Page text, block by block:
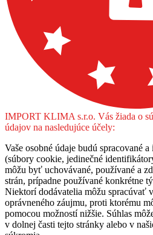
IMPORT KLIMA s.r.o. Vás žiada o
údajov na nasledujúce účely:
Vaše osobné údaje budú spracované
(súbory cookie, jedinečné
môžu byť uchovávané, používané a
strán, prípadne používané konkrétne
Niektorí dodávatelia môžu spracúvať
oprávneného záujmu, proti ktorému
pomocou možností nižšie. Súhlas
v dolnej časti tejto stránky alebo v